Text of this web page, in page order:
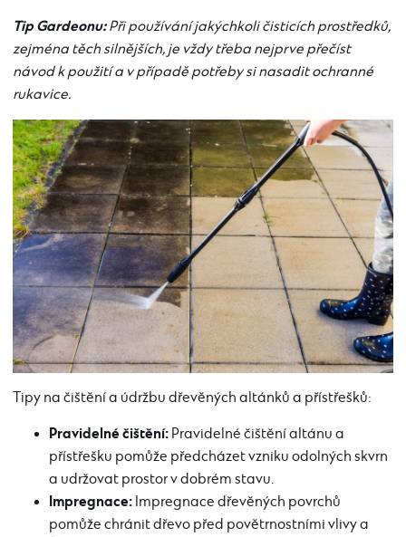
Tip Gardeonu:Při používání jakýchkoli čisticích prostředků,
zejména těch silnějších, je vždy třeba nejprve přečíst
návod k použití a v případě potřeby si nasadit ochranné
rukavice.
Tipy na čištění a údržbu dřevěných altánků a přístřešků:
Pravidelné čištění: Pravidelné čištění altánu a
přístřešku pomůže předcházet vzniku odolných skvrn
a udržovat prostor v dobrém stavu.
Impregnace: Impregnace dřevěných povrchů
pomůže chránit dřevo před povětrnostními vlivy a